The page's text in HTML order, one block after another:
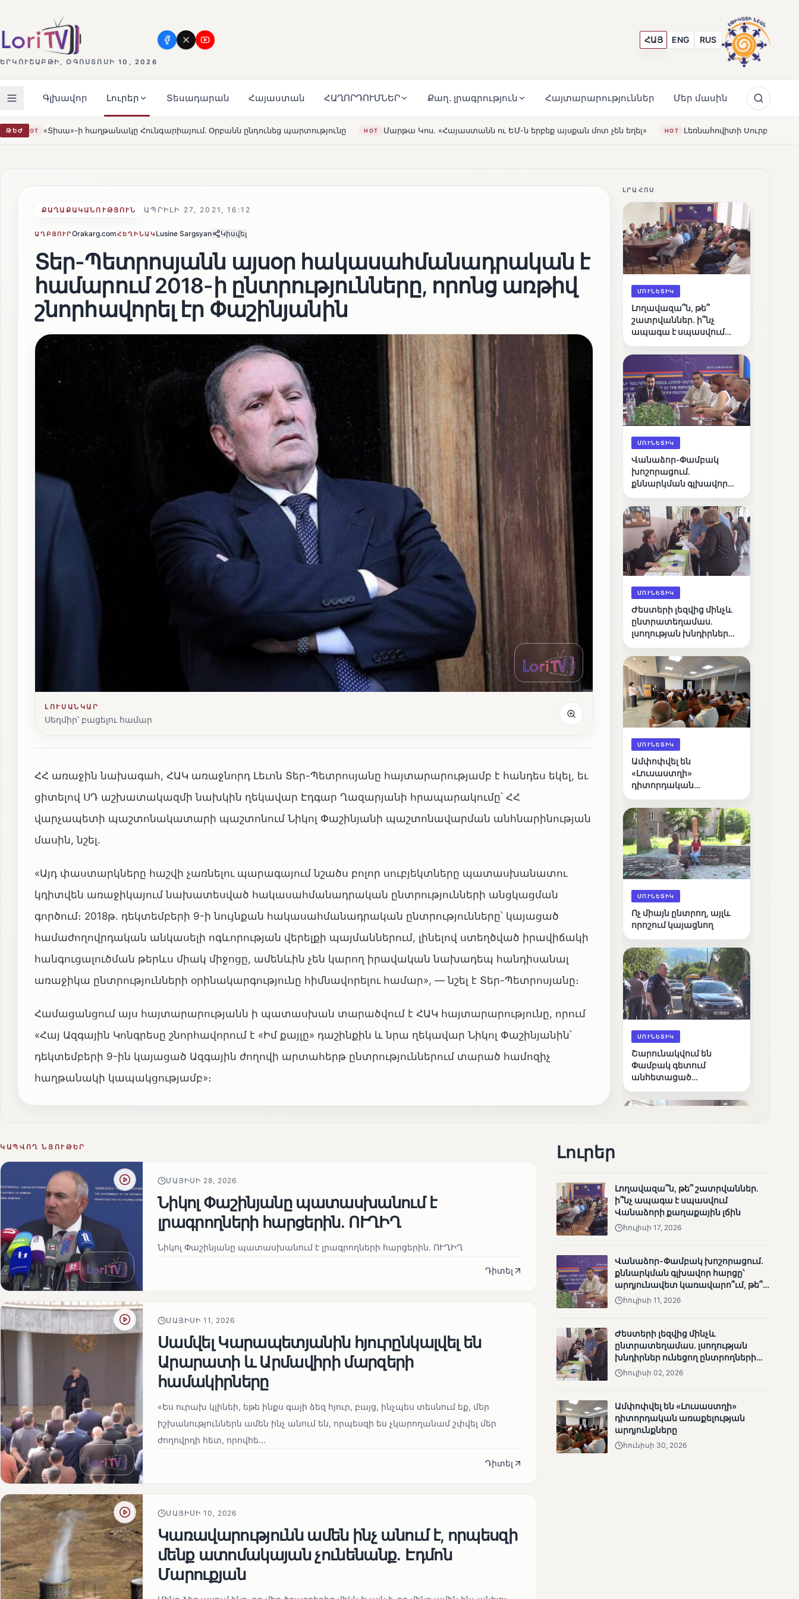
ԵՐԿՈՒՇԱԲԹԻ, ՕԳՈՍՏՈՍԻ 10, 2026
ՀԱՅ ENG RUS
Գլխավոր Լուրեր Տեսադարան Հայաստան ՀԱՂՈՐԴՈՒՄՆԵՐ Քաղ. լրագրություն Հայտարարություններ Մեր մասին
ԹԵԺ
Հունգարիայում․ Օրբանն ընդունեց պարտությունը HOT Մարթա Կոս. «Հայաստանն ու ԵՄ-ն երբեք այսքան մոտ չեն եղել» HOT Լեռնահովիտի Սուրբ Ստեփանոս եկեղեցին
ՔԱՂԱՔԱԿԱՆՈՒԹՅՈՒՆ ԱՊՐԻԼԻ 27, 2021, 16:12
ԱՂԲՅՈՒՐOrakarg.comՀԵՂԻՆԱԿ Lusine Sargsyan Կիսվել
Տեր-Պետրոսյանն այսօր հակասահմանադրական է
համարում 2018-ի ընտրությունները, որոնց առթիվ
շնորհավորել էր Փաշինյանին
ԼՈՒՍԱՆԿԱՐ
Սեղմիր՝ բացելու համար
ՀՀ առաջին նախագահ, ՀԱԿ առաջնորդ Լեւոն Տեր-Պետրոսյանը հայտարարությամբ է հանդես եկել, եւ
ցիտելով ՍԴ աշխատակազմի նախկին ղեկավար Էդգար Ղազարյանի հրապարակումը՝ ՀՀ
վարչապետի պաշտոնակատարի պաշտոնում Նիկոլ Փաշինյանի պաշտոնավարման անհնարինության
մասին, նշել.
«Այդ փաստարկները հաշվի չառնելու պարագայում նշածս բոլոր սուբյեկտները պատասխանատու
կդիտվեն առաջիկայում նախատեսված հակասահմանադրական ընտրությունների անցկացման
գործում։ 2018թ. դեկտեմբերի 9-ի նույնքան հակասահմանադրական ընտրությունները՝ կայացած
համաժողովրդական անկասելի ոգևորության վերելքի պայմաններում, լինելով ստեղծված իրավիճակի
հանգուցալուծման թերևս միակ միջոցը, ամենևին չեն կարող իրավական նախադեպ հանդիսանալ
առաջիկա ընտրությունների օրինակարգությունը հիմնավորելու համար», — նշել է Տեր-Պետրոսյանը։
Համացանցում այս հայտարարությանն ի պատասխան տարածվում է ՀԱԿ հայտարարությունը, որում
«Հայ Ազգային Կոնգրեսը շնորհավորում է «Իմ քայլը» դաշինքին և նրա ղեկավար Նիկոլ Փաշինյանին՝
դեկտեմբերի 9-ին կայացած Ազգային ժողովի արտահերթ ընտրություններում տարած համոզիչ
հաղթանակի կապակցությամբ»։
ԼՐԱՀՈՍ
ՄՈՒՆԵՏԻԿ
Լողավազա՞ն, թե՞
շատրվաններ. ի՞նչ
ապագա է սպասվում
լճին
ՄՈՒՆԵՏԻԿ
Վանաձոր-Փամբակ
խոշորացում.
քննարկման գլխավոր
կառավարո՞ւմ, թե՞
քաղաքական նպատակ
ՄՈՒՆԵՏԻԿ
Ժեստերի լեզվից մինչև
ընտրատեղամաս.
լսողության խնդիրներ
ճանապարհը
ՄՈՒՆԵՏԻԿ
Ամփոփվել են
«Լուսաստղի»
դիտորդական
արդյունքները
ՄՈՒՆԵՏԻԿ
Ոչ միայն ընտրող, այլև
որոշում կայացնող
ՄՈՒՆԵՏԻԿ
Շարունակվում են
Փամբակ գետում
անհետացած
որոնողական
ՄՈՒՆԵՏԻԿ
Մատչելի
ընտրություններ՝ դեռևս
չլուծված խնդիրներով.
առաքելության
արդյունքները
ՄՈՒՆԵՏԻԿ
Մատչելի
ընտրություններ.
ԿԱՊՎՈՂ ՆՅՈՒԹԵՐ
ՄԱՅԻՍԻ 28, 2026
Նիկոլ Փաշինյանը պատասխանում է
լրագրողների հարցերին․ ՈՒՂԻՂ
Նիկոլ Փաշինյանը պատասխանում է լրագրողների հարցերին․ ՈՒՂԻՂ
Դիտել
ՄԱՅԻՍԻ 11, 2026
Սամվել Կարապետյանին հյուրընկալվել են
Արարատի և Արմավիրի մարզերի
համակիրները
«Ես ուրախ կլինեի, եթե ինքս գայի ձեզ հյուր, բայց, ինչպես տեսնում եք, մեր
իշխանություններն ամեն ինչ անում են, որպեսզի ես չկարողանամ շփվել մեր
ժողովրդի հետ, որովհե...
Դիտել
ՄԱՅԻՍԻ 10, 2026
Կառավարությունն ամեն ինչ անում է, որպեսզի
մենք ատոմակայան չունենանք․ Էդմոն
Մարուքյան
Լուրեր
Լողավազա՞ն, թե՞ շատրվաններ.
ի՞նչ ապագա է սպասվում
Վանաձորի քաղաքային լճին
հուլիսի 17, 2026
Վանաձոր-Փամբակ խոշորացում.
քննարկման գլխավոր հարցը՝
արդյունավետ կառավարո՞ւմ, թե՞
քաղաքական նպատակ
հուլիսի 11, 2026
Ժեստերի լեզվից մինչև
ընտրատեղամաս. լսողության
խնդիրներ ունեցող ընտրողների
ճանապարհը
հուլիսի 02, 2026
Ամփոփվել են «Լուսաստղի»
դիտորդական առաքելության
արդյունքները
հունիսի 30, 2026